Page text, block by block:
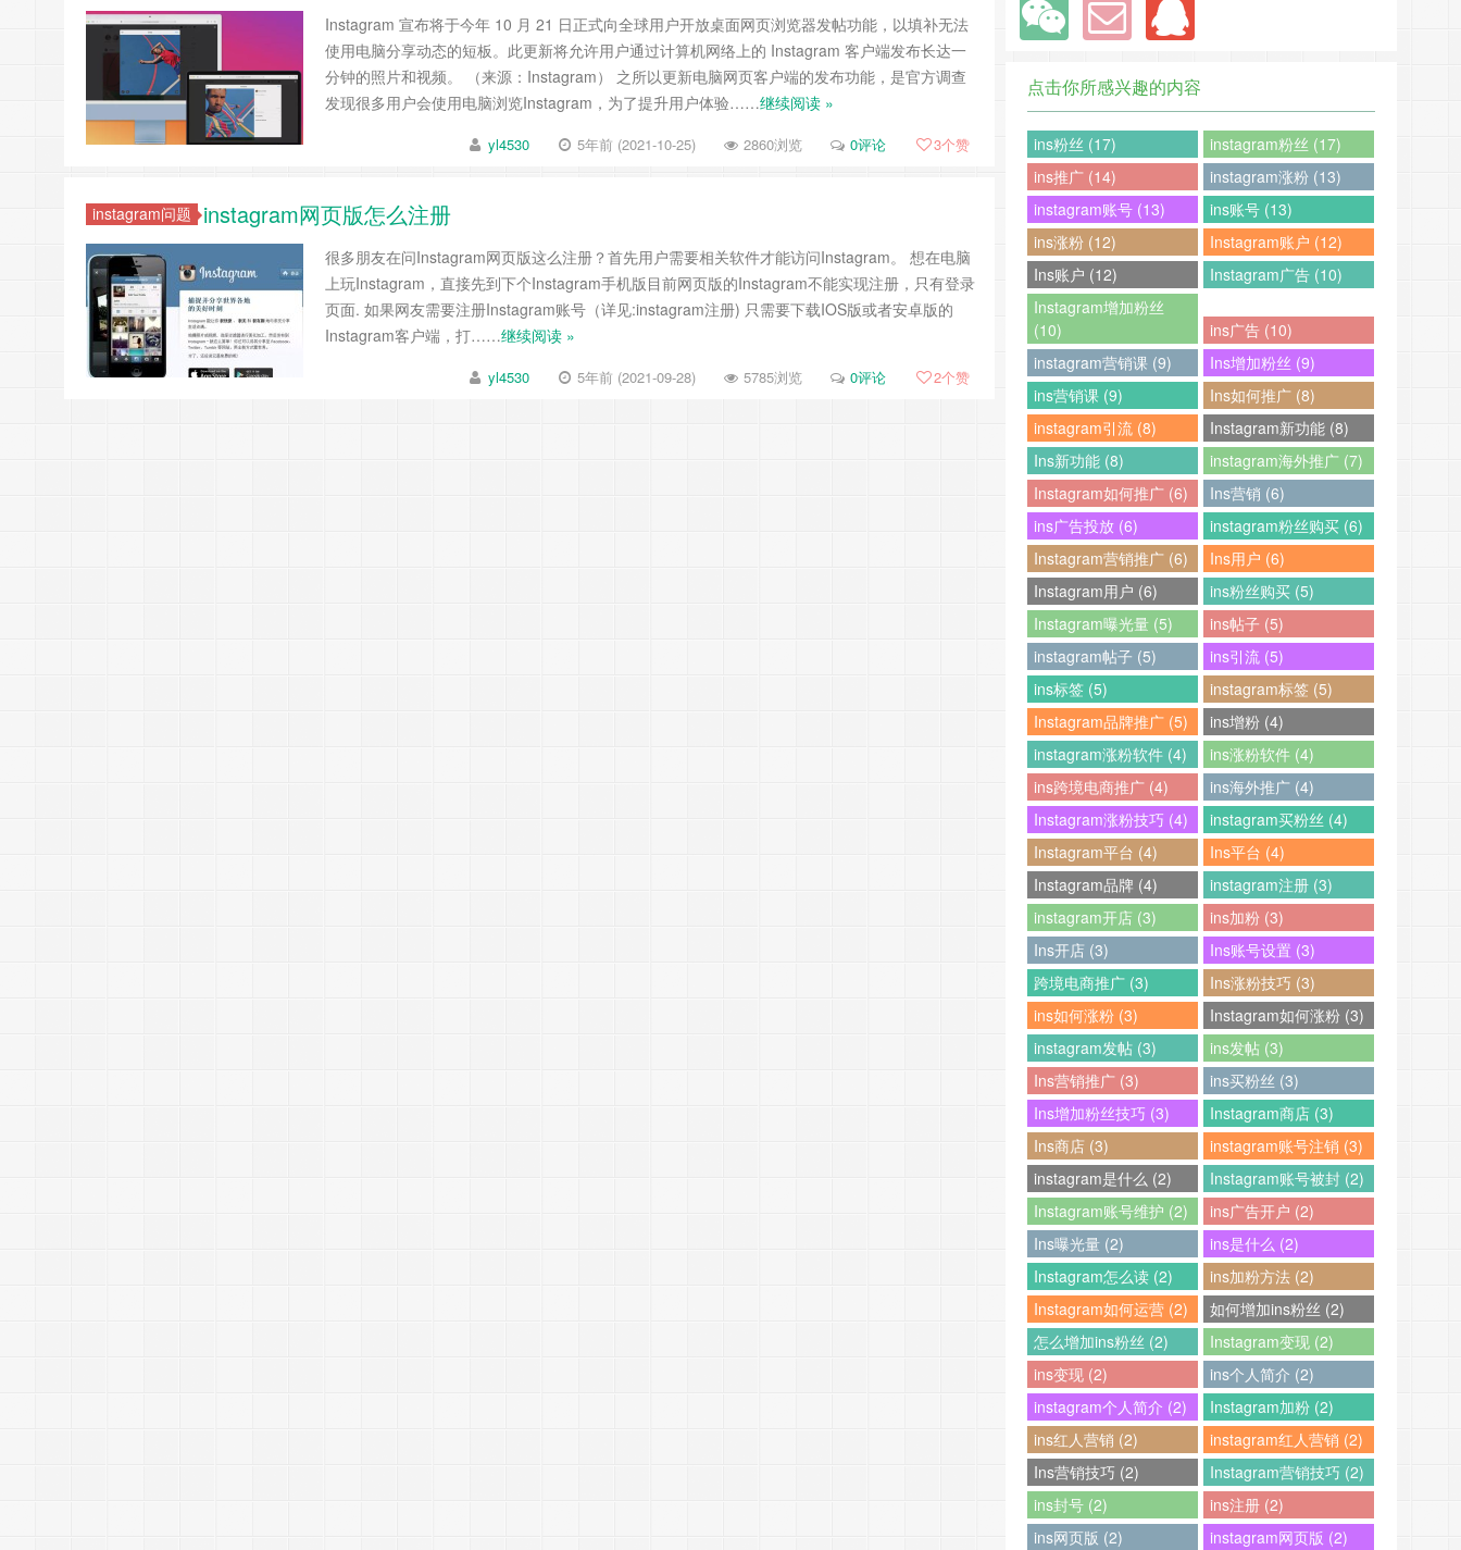
Instagram 宣布将于今年 10 月 21 日正式向全球用户开放桌面网页浏览器发帖功能，以填补无法
使用电脑分享动态的短板。此更新将允许用户通过计算机网络上的 Instagram 客户端发布长达一
分钟的照片和视频。 （来源：Instagram） 之所以更新电脑网页客户端的发布功能，是官方调查
发现很多用户会使用电脑浏览Instagram，为了提升用户体验……继续阅读 »
yl4530 5年前 (2021-10-25) 2860浏览 0评论 3个赞
instagram问题 instagram网页版怎么注册
很多朋友在问Instagram网页版这么注册？首先用户需要相关软件才能访问Instagram。 想在电脑
上玩Instagram，直接先到下个Instagram手机版目前网页版的Instagram不能实现注册，只有登录
页面. 如果网友需要注册Instagram账号（详见:instagram注册) 只需要下载IOS版或者安卓版的
Instagram客户端，打……继续阅读 »
yl4530 5年前 (2021-09-28) 5785浏览 0评论 2个赞
点击你所感兴趣的内容
ins粉丝 (17)
instagram粉丝 (17)
ins推广 (14)
instagram涨粉 (13)
instagram账号 (13)
ins账号 (13)
ins涨粉 (12)
Instagram账户 (12)
Ins账户 (12)
Instagram广告 (10)
Instagram增加粉丝
(10)
ins广告 (10)
instagram营销课 (9)
Ins增加粉丝 (9)
ins营销课 (9)
Ins如何推广 (8)
instagram引流 (8)
Instagram新功能 (8)
Ins新功能 (8)
instagram海外推广 (7)
Instagram如何推广 (6)
Ins营销 (6)
ins广告投放 (6)
instagram粉丝购买 (6)
Instagram营销推广 (6)
Ins用户 (6)
Instagram用户 (6)
ins粉丝购买 (5)
Instagram曝光量 (5)
ins帖子 (5)
instagram帖子 (5)
ins引流 (5)
ins标签 (5)
instagram标签 (5)
Instagram品牌推广 (5)
ins增粉 (4)
instagram涨粉软件 (4)
ins涨粉软件 (4)
ins跨境电商推广 (4)
ins海外推广 (4)
Instagram涨粉技巧 (4)
instagram买粉丝 (4)
Instagram平台 (4)
Ins平台 (4)
Instagram品牌 (4)
instagram注册 (3)
instagram开店 (3)
ins加粉 (3)
Ins开店 (3)
Ins账号设置 (3)
跨境电商推广 (3)
Ins涨粉技巧 (3)
ins如何涨粉 (3)
Instagram如何涨粉 (3)
instagram发帖 (3)
ins发帖 (3)
Ins营销推广 (3)
ins买粉丝 (3)
Ins增加粉丝技巧 (3)
Instagram商店 (3)
Ins商店 (3)
instagram账号注销 (3)
instagram是什么 (2)
Instagram账号被封 (2)
Instagram账号维护 (2)
ins广告开户 (2)
Ins曝光量 (2)
ins是什么 (2)
Instagram怎么读 (2)
ins加粉方法 (2)
Instagram如何运营 (2)
如何增加ins粉丝 (2)
怎么增加ins粉丝 (2)
Instagram变现 (2)
ins变现 (2)
ins个人简介 (2)
instagram个人简介 (2)
Instagram加粉 (2)
ins红人营销 (2)
instagram红人营销 (2)
Ins营销技巧 (2)
Instagram营销技巧 (2)
ins封号 (2)
ins注册 (2)
ins网页版 (2)
instagram网页版 (2)